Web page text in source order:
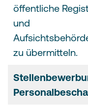
öffentliche
und
zu übermitteln.